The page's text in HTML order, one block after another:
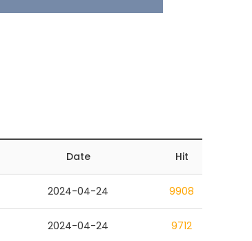
Date Hit
2024-04-24 9908
2024-04-24 9712